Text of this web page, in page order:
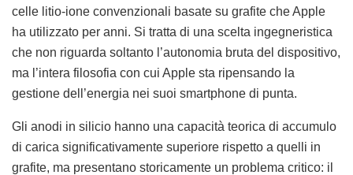
celle litio-ione convenzionali basate su grafite che Apple
ha utilizzato per anni. Si tratta di una scelta ingegneristica
che non riguarda soltanto l’autonomia bruta del dispositivo,
ma l’intera filosofia con cui Apple sta ripensando la
gestione dell’energia nei suoi smartphone di punta.
Gli anodi in silicio hanno una capacità teorica di accumulo
di carica significativamente superiore rispetto a quelli in
grafite, ma presentano storicamente un problema critico: il